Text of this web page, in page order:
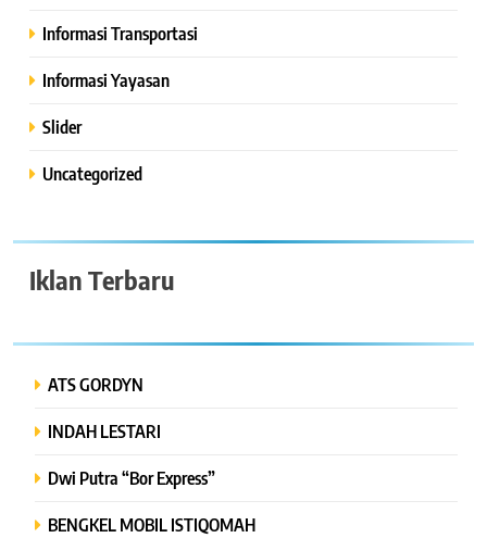
Informasi Transportasi
Informasi Yayasan
Slider
Uncategorized
Iklan Terbaru
ATS GORDYN
INDAH LESTARI
Dwi Putra “Bor Express”
BENGKEL MOBIL ISTIQOMAH